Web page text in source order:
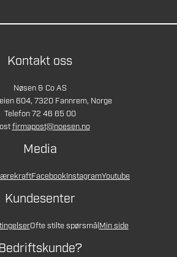
Kontakt oss
Nøsen & Co AS
604, 7320 Fannrem, Norge
Telefon 72 46 65 00
firmapost@noesen.no
Media
FacebookInstagramYoutube
Kundesenter
Ofte stilte spørsmålMin side
Bedriftskunde?